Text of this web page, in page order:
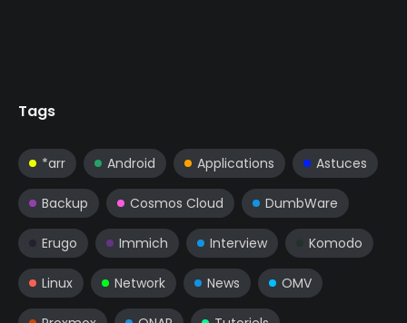
Tags
*arr Android Applications Astuces
Backup Cosmos Cloud DumbWare
Erugo Immich Interview Komodo
Linux Network News OMV